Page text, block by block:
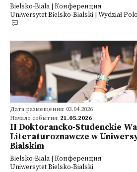
Bielsko-Biala | Конференция
Uniwersytet Bielsko-Bialski | Wydział
Дата размещения: 03.04.2026
Начало события: 21.05.2026
II Doktorancko-Studenckie
Literaturoznawcze w
Bialskim
Bielsko-Biala | Конференция
Uniwersytet Bielsko-Bialski